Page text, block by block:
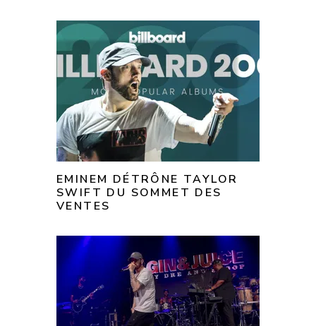
EMINEM DÉTRÔNE TAYLOR
SWIFT DU SOMMET DES
VENTES